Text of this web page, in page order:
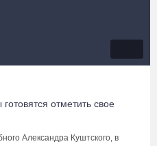
отметить свое
Александра Куштского, в